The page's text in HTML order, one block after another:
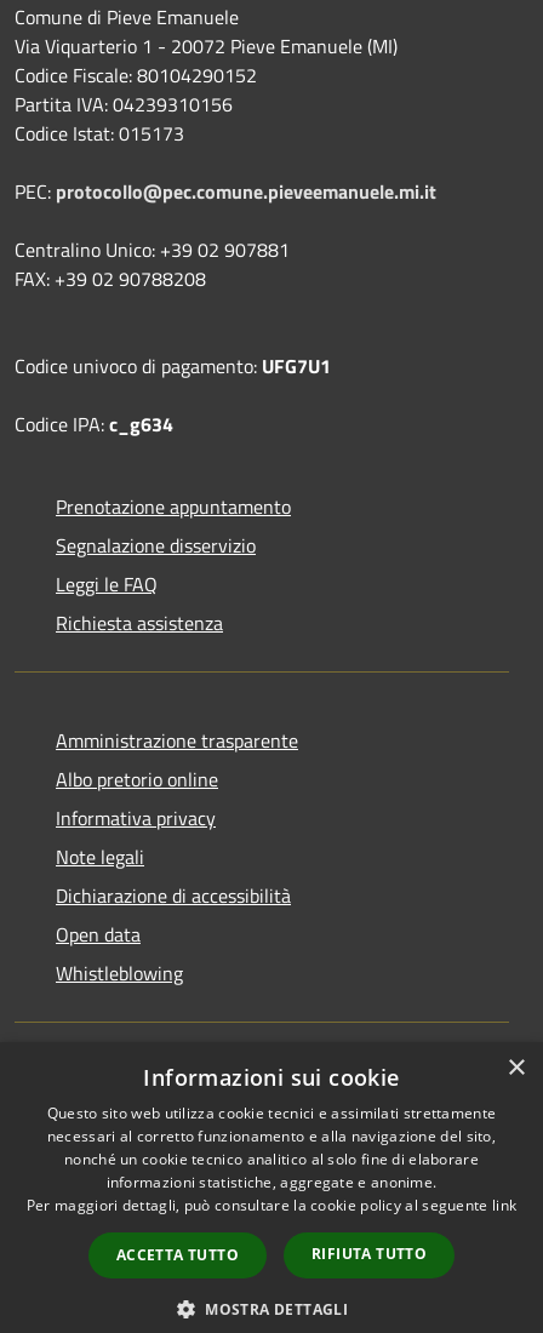
Comune di Pieve Emanuele
Via Viquarterio 1 - 20072 Pieve Emanuele (MI)
Codice Fiscale: 80104290152
Partita IVA: 04239310156
Codice Istat: 015173
PEC: protocollo@pec.comune.pieveemanuele.mi.it
Centralino Unico: +39 02 907881
FAX: +39 02 90788208
Codice univoco di pagamento: UFG7U1
Codice IPA:c_g634
Prenotazione appuntamento
Segnalazione disservizio
Leggi le FAQ
Richiesta assistenza
Amministrazione trasparente
Albo pretorio online
Informativa privacy
Note legali
Dichiarazione di accessibilità
Open data
Whistleblowing
Accessibilità
Privacy
Mappa del sito
Area Riservata
Dipendenti
WebMail Dipendenti
Pieve Emanuele • Powered by
Municipium•Accesso
redazione
×
Informazioni sui cookie
Questo sito web utilizza cookie tecnici e assimilati strettamente
necessari al corretto funzionamento e alla navigazione del sito,
nonché un cookie tecnico analitico al solo fine di elaborare
informazioni statistiche, aggregate e anonime.
Per maggiori dettagli, può consultare la cookie policy al seguente link
ACCETTA TUTTO RIFIUTA TUTTO
MOSTRA DETTAGLI